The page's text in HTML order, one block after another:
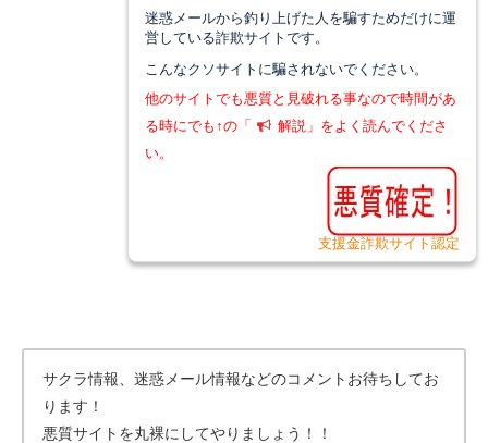
迷惑メールから釣り上げた人を騙すためだけに運
営している詐欺サイトです。
こんなクソサイトに騙されないでください。
他のサイトでも悪質と見破れる事なので時間があ
る時にでも↑の「
解説」をよく読んでくださ
い。
支援金詐欺サイト認定
サクラ情報、迷惑メール情報などのコメントお待ちしてお
ります！
悪質サイトを丸裸にしてやりましょう！！